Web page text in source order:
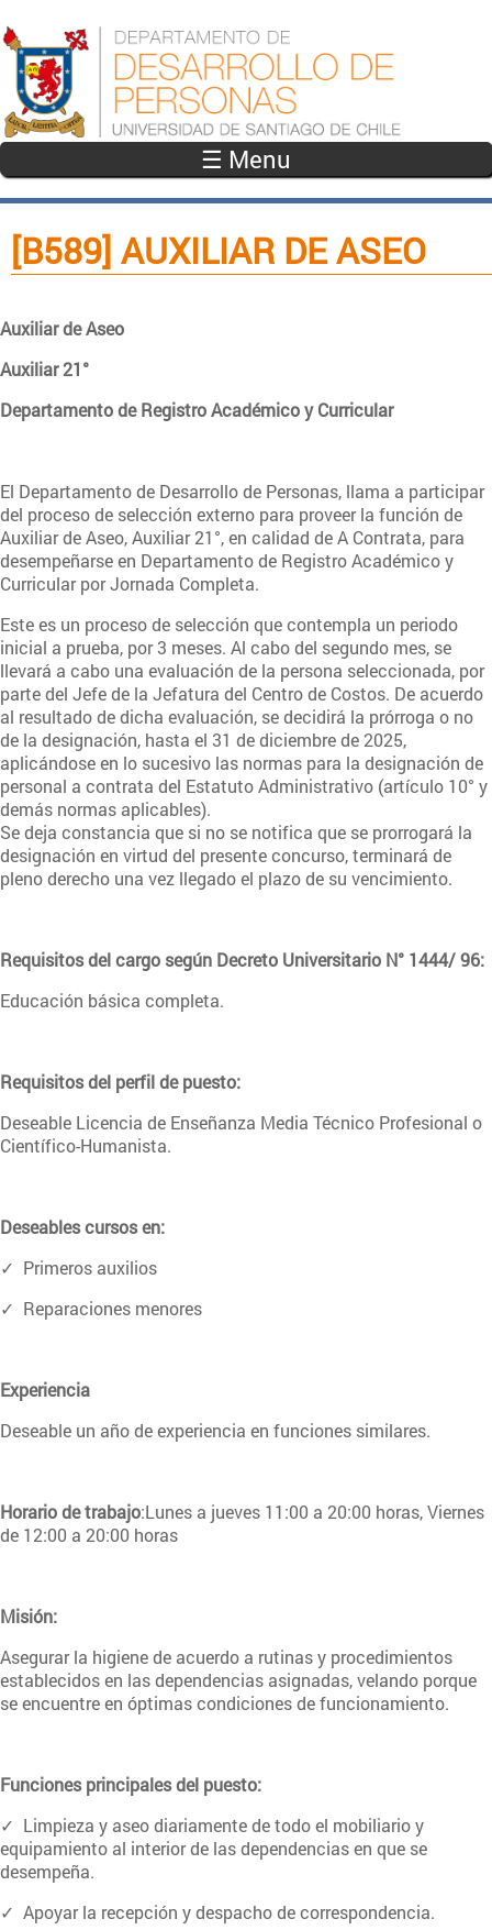
☰ Menu
[B589] AUXILIAR DE ASEO
Auxiliar de Aseo
Auxiliar 21°
Departamento de Registro Académico y Curricular
El Departamento de Desarrollo de Personas, llama a participar
del proceso de selección externo para proveer la función de
Auxiliar de Aseo, Auxiliar 21°, en calidad de A Contrata, para
desempeñarse en Departamento de Registro Académico y
Curricular por Jornada Completa.
Este es un proceso de selección que contempla un periodo
inicial a prueba, por 3 meses. Al cabo del segundo mes, se
llevará a cabo una evaluación de la persona seleccionada, por
parte del Jefe de la Jefatura del Centro de Costos. De acuerdo
al resultado de dicha evaluación, se decidirá la prórroga o no
de la designación, hasta el 31 de diciembre de 2025,
aplicándose en lo sucesivo las normas para la designación de
personal a contrata del Estatuto Administrativo (artículo 10° y
demás normas aplicables).
Se deja constancia que si no se notifica que se prorrogará la
designación en virtud del presente concurso, terminará de
pleno derecho una vez llegado el plazo de su vencimiento.
Requisitos del cargo según Decreto Universitario N° 1444/ 96:
Educación básica completa.
Requisitos del perfil de puesto:
Deseable Licencia de Enseñanza Media Técnico Profesional o
Científico-Humanista.
Deseables cursos en:
✓ Primeros auxilios
✓ Reparaciones menores
Experiencia
Deseable un año de experiencia en funciones similares.
Horario de trabajo:Lunes a jueves 11:00 a 20:00 horas, Viernes
de 12:00 a 20:00 horas
Misión:
Asegurar la higiene de acuerdo a rutinas y procedimientos
establecidos en las dependencias asignadas, velando porque
se encuentre en óptimas condiciones de funcionamiento.
Funciones principales del puesto:
✓ Limpieza y aseo diariamente de todo el mobiliario y
equipamiento al interior de las dependencias en que se
desempeña.
✓ Apoyar la recepción y despacho de correspondencia.